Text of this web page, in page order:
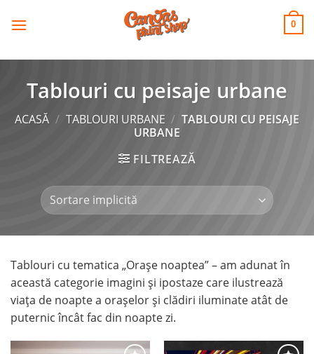
CANVAS
PRINT SHOP 0
Tablouri cu peisaje urbane
ACASĂ / TABLOURI URBANE / TABLOURI CU PEISAJE
URBANE
FILTREAZĂ
Tablouri cu tematica „Oraşe noaptea” – am adunat în
această categorie imagini și ipostaze care ilustrează
viața de noapte a oraşelor și clădiri iluminate atât de
puternic încât fac din noapte zi.